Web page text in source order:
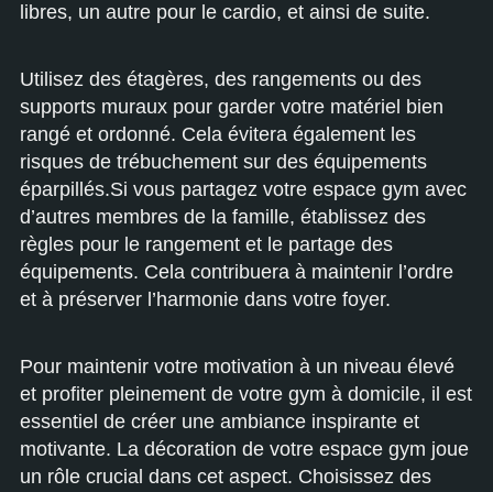
libres, un autre pour le cardio, et ainsi de suite.
Utilisez des étagères, des rangements ou des
supports muraux pour garder votre matériel bien
rangé et ordonné. Cela évitera également les
risques de trébuchement sur des équipements
éparpillés.Si vous partagez votre espace gym avec
d’autres membres de la famille, établissez des
règles pour le rangement et le partage des
équipements. Cela contribuera à maintenir l’ordre
et à préserver l’harmonie dans votre foyer.
Pour maintenir votre motivation à un niveau élevé
et profiter pleinement de votre gym à domicile, il est
essentiel de créer une ambiance inspirante et
motivante. La décoration de votre espace gym joue
un rôle crucial dans cet aspect. Choisissez des